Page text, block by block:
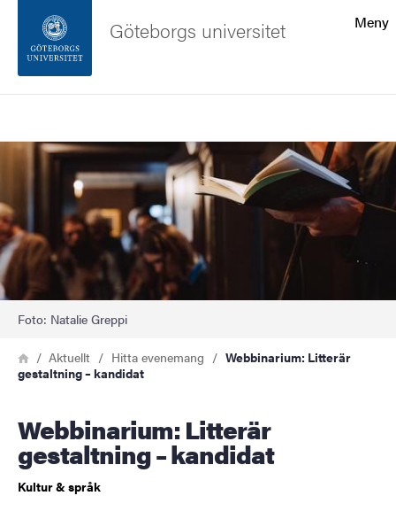
Sidfoten
Om webbplatsen
Meny
Göteborgs universitet
Bild
Foto: Natalie Greppi
Länkstig
HemAktuellt Hitta evenemang
Webbinarium: Litterär
gestaltning – kandidat
Webbinarium: Litterär
gestaltning – kandidat
Kultur & språk